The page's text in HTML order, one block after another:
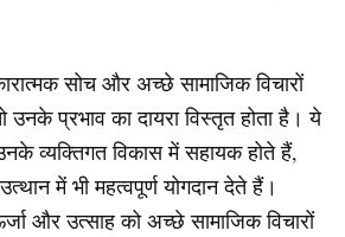
सोच और अच्छे सामाजिक विचारों
उनके प्रभाव का दायरा विस्तृत होता है। ये
व्यक्तिगत विकास में सहायक होते हैं,
में भी महत्वपूर्ण योगदान देते हैं।
और उत्साह को अच्छे सामाजिक विचारों